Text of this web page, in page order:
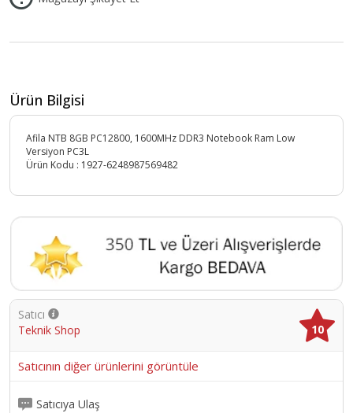
Ürün Bilgisi
Afila NTB 8GB PC12800, 1600MHz DDR3 Notebook Ram Low
Versiyon PC3L
Ürün Kodu : 1927-6248987569482
Satıcı
Teknik Shop
10
Satıcının diğer ürünlerini görüntüle
Satıcıya Ulaş